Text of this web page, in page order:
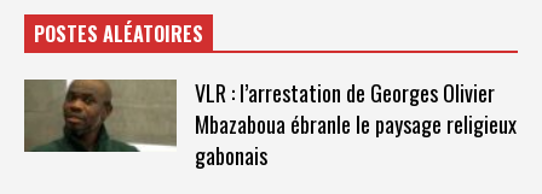
POSTES ALÉATOIRES
VLR : l’arrestation de Georges Olivier
Mbazaboua ébranle le paysage religieux
gabonais